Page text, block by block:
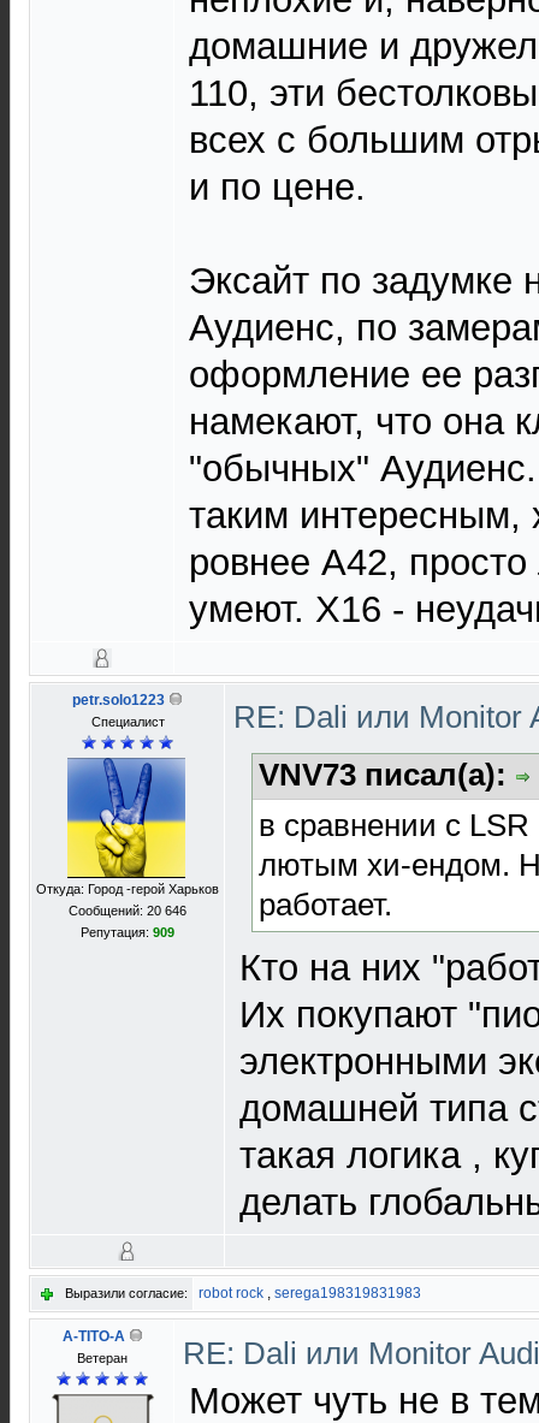
домашние и
110, эти
всех с большим
и по цене.
Эксайт по задумке
Аудиенс, по
оформление ее
намекают, что она
"обычных"
таким интересным,
ровнее А42,
умеют. Х16 -
petr.solo1223
Специалист
Откуда: Город -герой Харьков
Сообщений: 20 646
Репутация: 909
RE: Dali или Monitor
VNV73 писал(а):
в сравнении с
лютым хи-ендом.
работает.
Кто на них
Их покупают
электронными
домашней типа
такая логика ,
делать
Выразили согласие: robot rock , serega198319831983
A-TITO-A
Ветеран RE: Dali или Monitor
Может чуть не в